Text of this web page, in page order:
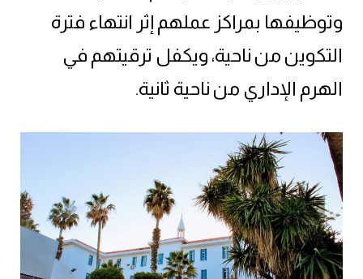
وتوظيفها بمراكز عملهم إثر انتهاء فترة
التكوين من ناحية، ويكفل ترقيتهم في
الهرم الإداري من ناحية ثانية.